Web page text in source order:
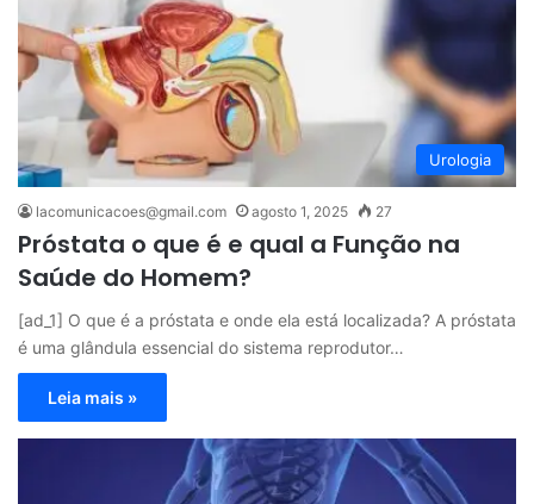
Urologia
lacomunicacoes@gmail.com agosto 1, 2025 27
Próstata o que é e qual a Função na
Saúde do Homem?
[ad_1] O que é a próstata e onde ela está localizada? A próstata
é uma glândula essencial do sistema reprodutor…
Leia mais »